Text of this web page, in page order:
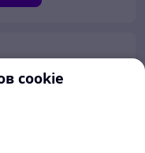
cookie